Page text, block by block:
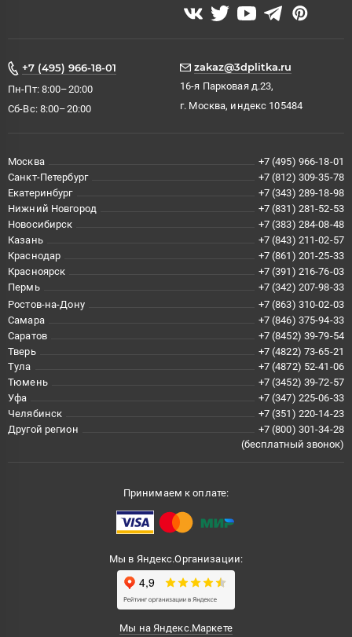
+7 (495) 966-18-01
Пн-Пт: 8:00–20:00
Сб-Вс: 8:00–20:00
zakaz@3dplitka.ru
16-я Парковая д.23,
г. Москва, индекс 105484
Москва
+7 (495) 966-18-01
Санкт-Петербург
+7 (812) 309-35-78
Екатеринбург
+7 (343) 289-18-98
Нижний Новгород
+7 (831) 281-52-53
Новосибирск
+7 (383) 284-08-48
Казань
+7 (843) 211-02-57
Краснодар
+7 (861) 201-25-33
Красноярск
+7 (391) 216-76-03
Пермь
+7 (342) 207-98-33
Ростов-на-Дону
+7 (863) 310-02-03
Самара
+7 (846) 375-94-33
Саратов
+7 (8452) 39-79-54
Тверь
+7 (4822) 73-65-21
Тула
+7 (4872) 52-41-06
Тюмень
+7 (3452) 39-72-57
Уфа
+7 (347) 225-06-33
Челябинск
+7 (351) 220-14-23
Другой регион
+7 (800) 301-34-28
(бесплатный звонок)
Принимаем к оплате:
Мы в Яндекс.Организации:
Мы на Яндекс.Маркете